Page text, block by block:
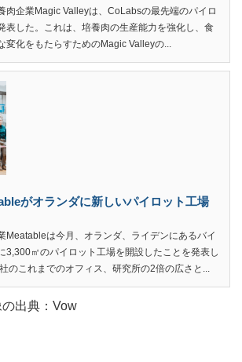
肉企業Magic Valleyは、CoLabsの最先端のパイロ
表した。これは、培養肉の生産能力を強化し、食
変化をもたらすためのMagic Valleyの...
がオランダに新しいパイロット工場
Meatableは今月、オランダ、ライデンにあるバイ
3,300㎡のパイロット工場を開設したことを発表し
のこれまでのオフィス、研究所の2倍の広さと...
出典：Vow